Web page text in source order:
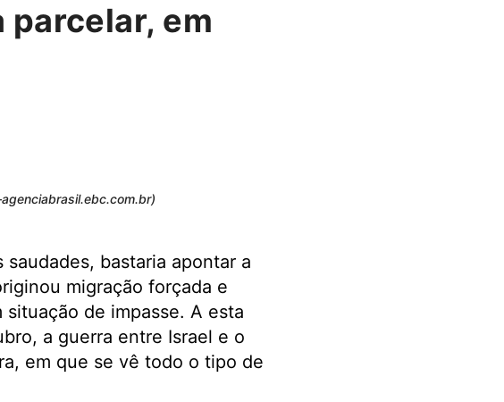
parcelar, em
bastaria apontar a
migração forçada e
de impasse. A esta
a guerra entre Israel e o
em que se vê todo o tipo de